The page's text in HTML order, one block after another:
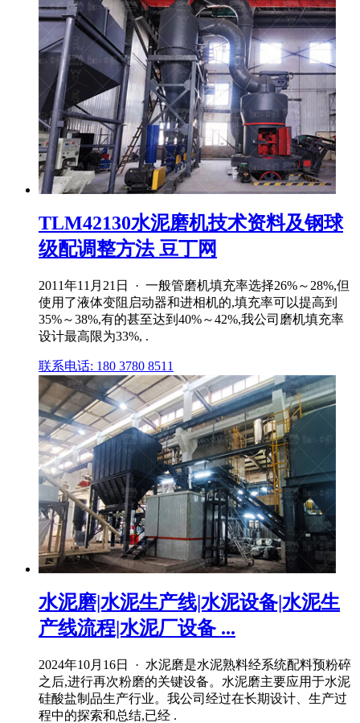
TLM42130水泥磨机技术资料及钢球
级配调整方法 豆丁网
2011年11月21日 · 一般管磨机填充率选择26%～28%,但
使用了液体变阻启动器和进相机的,填充率可以提高到
35%～38%,有的甚至达到40%～42%,我公司磨机填充率
设计最高限为33%, .
联系电话: 180 3780 8511
水泥磨|水泥生产线|水泥设备|水泥生
产线流程|水泥厂设备 ...
2024年10月16日 · 水泥磨是水泥熟料经系统配料预粉碎
之后,进行再次粉磨的关键设备。水泥磨主要应用于水泥
硅酸盐制品生产行业。我公司经过在长期设计、生产过
程中的探索和总结,已经 .